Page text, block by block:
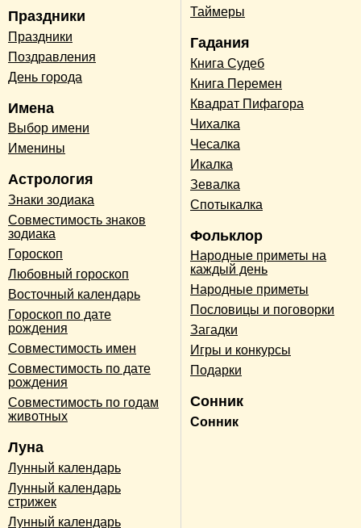
Праздники
Праздники
Поздравления
День города
Имена
Выбор имени
Именины
Астрология
Знаки зодиака
Совместимость знаков
зодиака
Гороскоп
Любовный гороскоп
Восточный календарь
Гороскоп по дате
рождения
Совместимость имен
Совместимость по дате
рождения
Совместимость по годам
животных
Луна
Лунный календарь
Лунный календарь
стрижек
Лунный календарь
Таймеры
Гадания
Книга Судеб
Книга Перемен
Квадрат Пифагора
Чихалка
Чесалка
Икалка
Зевалка
Спотыкалка
Фольклор
Народные приметы на
каждый день
Народные приметы
Пословицы и поговорки
Загадки
Игры и конкурсы
Подарки
Сонник
Сонник